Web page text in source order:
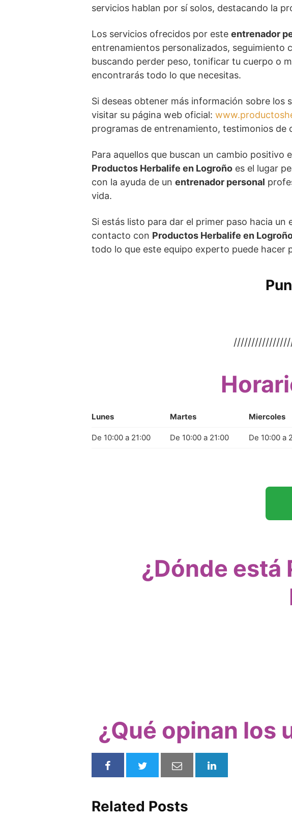
servicios hablan por sí solos, destacando la
Los servicios ofrecidos por este entrenador
entrenamientos personalizados, seguimiento
buscando perder peso, tonificar tu cuerpo o
encontrarás todo lo que necesitas.
Si deseas obtener más información sobre los
visitar su página web oficial:
programas de entrenamiento, testimonios de
Para aquellos que buscan un cambio positivo
Productos Herbalife en Logroño es el lugar
con la ayuda de un entrenador personal
vida.
Si estás listo para dar el primer paso hacia
contacto con Productos Herbalife en
todo lo que este equipo experto puede hacer
Lunes Martes Miercoles
De 10:00 a 21:00 De 10:00 a 21:00 De 10:00 a
¿Dónde está
¿Qué opinan los
Related Posts